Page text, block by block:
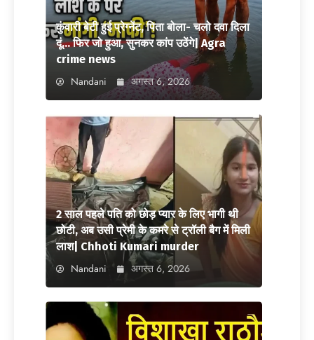
कुंवारी बेटी हुई प्रेग्नेंट, पिता बोला- चलो दवा दिला
दूं… फिर जो हुआ, सुनकर कांप उठेंगे| Agra
crime news
Nandani अगस्त 6, 2026
2 साल पहले पति को छोड़ प्यार के लिए भागी थी
छोटी, अब उसी प्रेमी के कमरे से ट्रॉली बैग में मिली
लाश| Chhoti Kumari murder
Nandani अगस्त 6, 2026